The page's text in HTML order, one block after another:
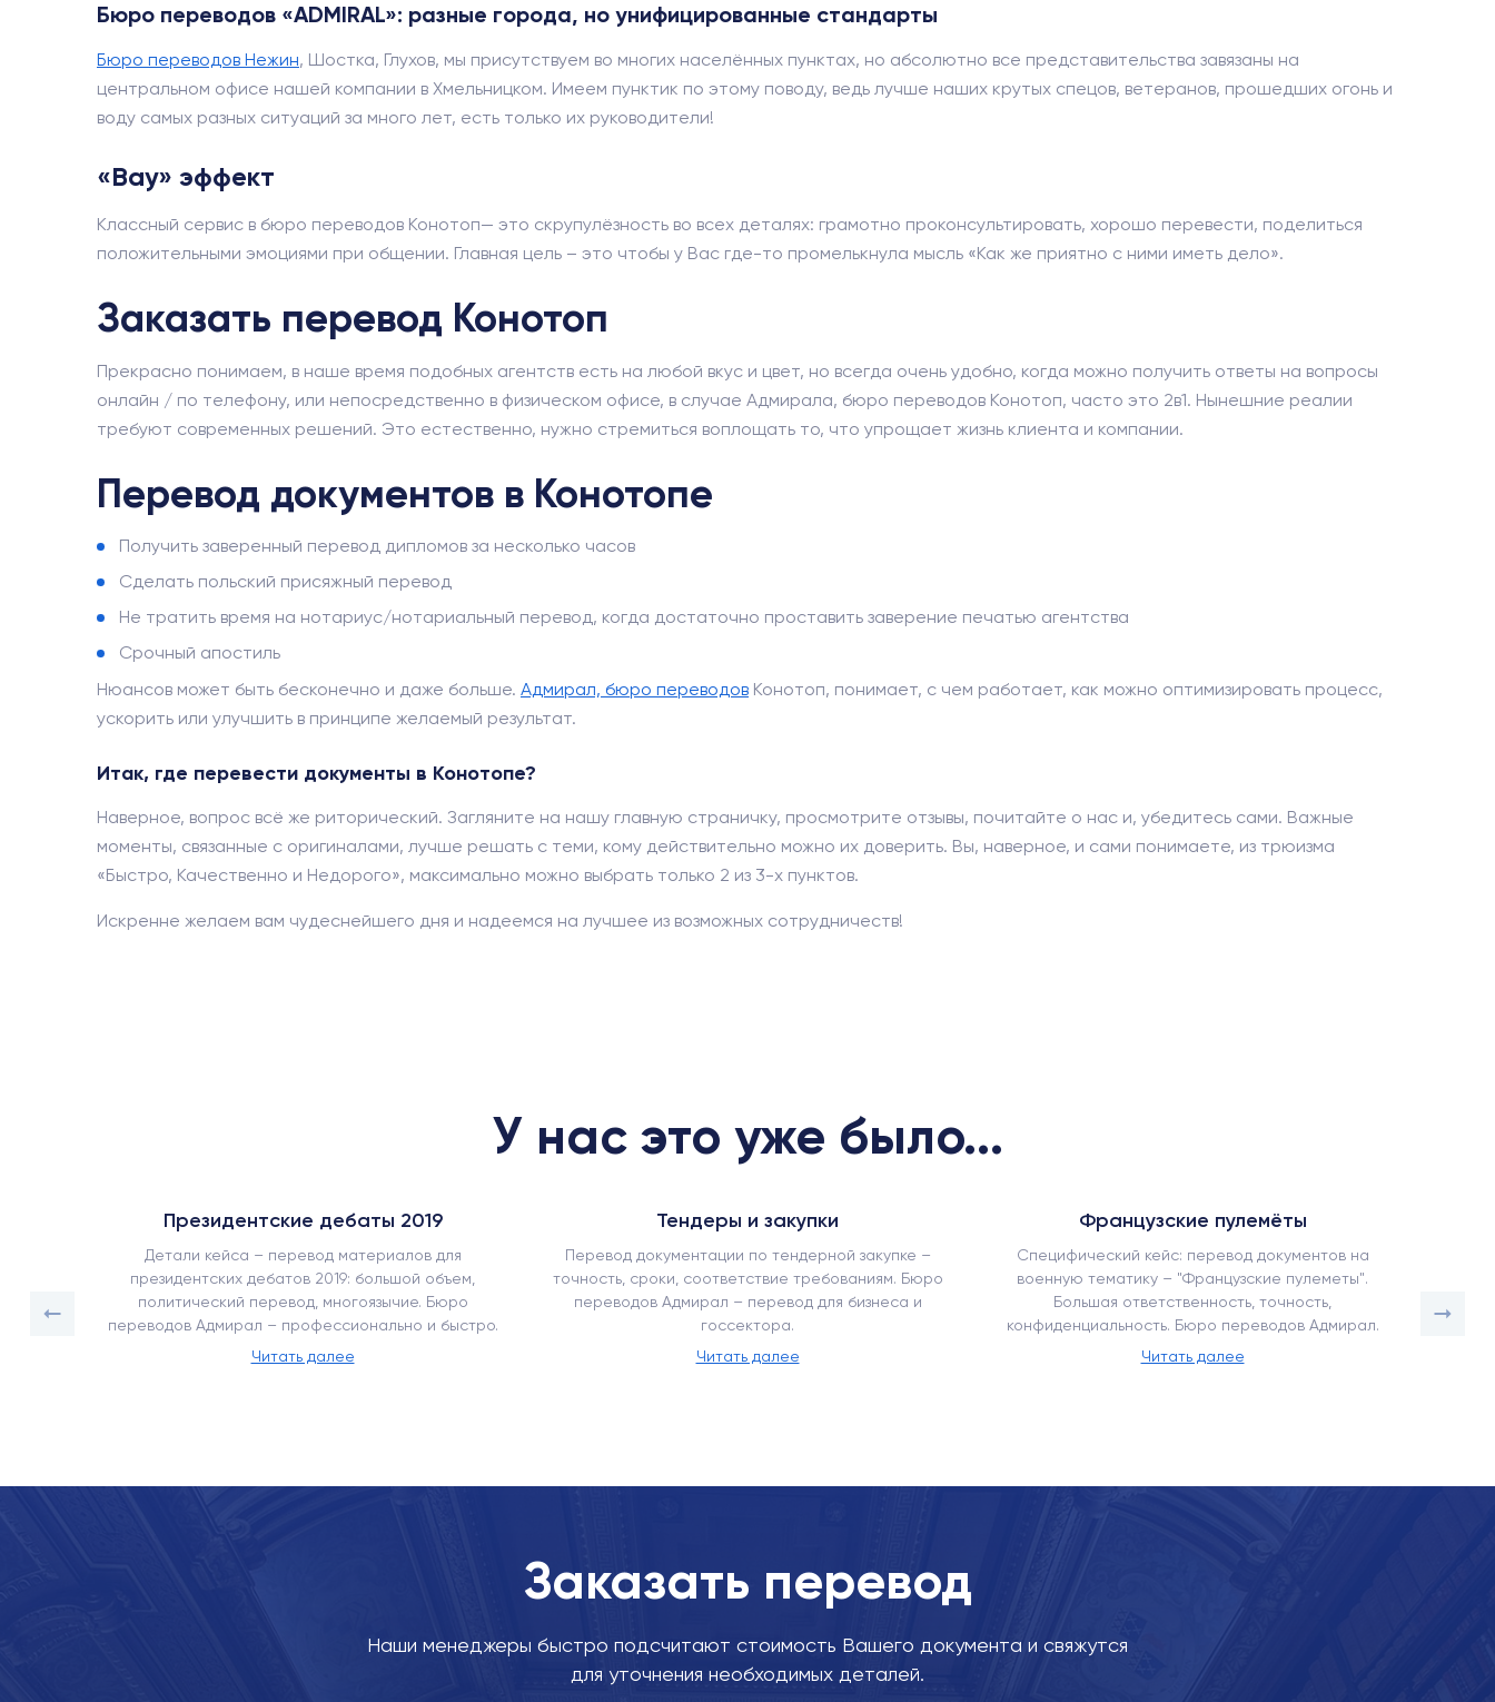
Бюро переводов «ADMIRAL»: разные города, но унифицированные стандарты
Бюро переводов Нежин, Шостка, Глухов, мы присутствуем во многих населённых пунктах, но абсолютно все представительства завязаны на
центральном офисе нашей компании в Хмельницком. Имеем пунктик по этому поводу, ведь лучше наших крутых спецов, ветеранов, прошедших огонь и
воду самых разных ситуаций за много лет, есть только их руководители!
«Вау» эффект
Классный сервис в бюро переводов Конотоп— это скрупулёзность во всех деталях: грамотно проконсультировать, хорошо перевести, поделиться
положительными эмоциями при общении. Главная цель – это чтобы у Вас где-то промелькнула мысль «Как же приятно с ними иметь дело».
Заказать перевод Конотоп
Прекрасно понимаем, в наше время подобных агентств есть на любой вкус и цвет, но всегда очень удобно, когда можно получить ответы на вопросы
онлайн / по телефону, или непосредственно в физическом офисе, в случае Адмирала, бюро переводов Конотоп, часто это 2в1. Нынешние реалии
требуют современных решений. Это естественно, нужно стремиться воплощать то, что упрощает жизнь клиента и компании.
Перевод документов в Конотопе
Получить заверенный перевод дипломов за несколько часов
Сделать польский присяжный перевод
Не тратить время на нотариус/нотариальный перевод, когда достаточно проставить заверение печатью агентства
Срочный апостиль
Нюансов может быть бесконечно и даже больше. Адмирал, бюро переводов Конотоп, понимает, с чем работает, как можно оптимизировать процесс,
ускорить или улучшить в принципе желаемый результат.
Итак, где перевести документы в Конотопе?
Наверное, вопрос всё же риторический. Загляните на нашу главную страничку, просмотрите отзывы, почитайте о нас и, убедитесь сами. Важные
моменты, связанные с оригиналами, лучше решать с теми, кому действительно можно их доверить. Вы, наверное, и сами понимаете, из трюизма
«Быстро, Качественно и Недорого», максимально можно выбрать только 2 из 3-х пунктов.
Искренне желаем вам чудеснейшего дня и надеемся на лучшее из возможных сотрудничеств!
У нас это уже было...
Президентские дебаты 2019
Детали кейса – перевод материалов для
президентских дебатов 2019: большой объем,
политический перевод, многоязычие. Бюро
переводов Адмирал – профессионально и быстро.
Читать далее
Тендеры и закупки
Перевод документации по тендерной закупке –
точность, сроки, соответствие требованиям. Бюро
переводов Адмирал – перевод для бизнеса и
госсектора.
Читать далее
Французские пулемёты
Специфический кейс: перевод документов на
военную тематику – "Французские пулеметы".
Большая ответственность, точность,
конфиденциальность. Бюро переводов Адмирал.
Читать далее
Заказать перевод
Наши менеджеры быстро подсчитают стоимость Вашего документа и свяжутся
для уточнения необходимых деталей.